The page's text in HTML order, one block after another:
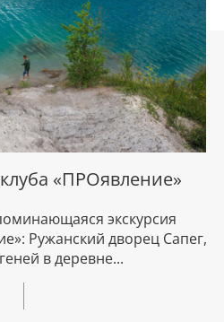
«ПРОявление»
экскурсия
Ружанский дворец Сапег,
в деревне...